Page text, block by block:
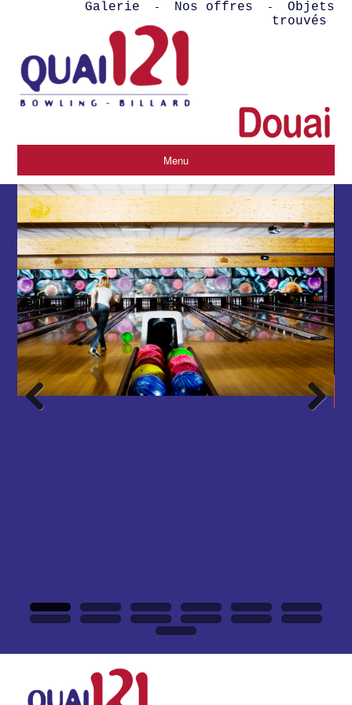
Galerie - Nos offres -
Objets
trouvés
Menu